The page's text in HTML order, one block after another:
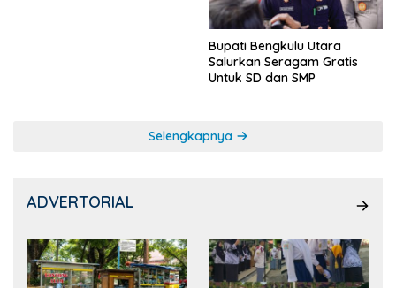
Bupati Bengkulu Utara
Salurkan Seragam Gratis
Untuk SD dan SMP
Selengkapnya
ADVERTORIAL